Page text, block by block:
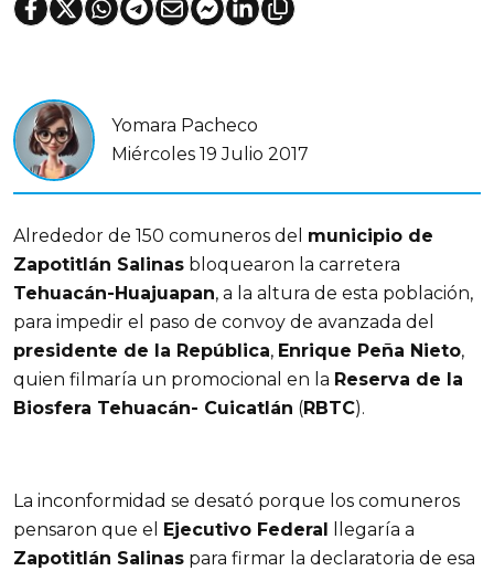
Yomara Pacheco
Miércoles 19 Julio 2017
Alrededor de 150 comuneros del municipio de
Zapotitlán Salinas bloquearon la carretera
Tehuacán-Huajuapan, a la altura de esta población,
para impedir el paso de convoy de avanzada del
presidente de la República, Enrique Peña Nieto,
quien filmaría un promocional en la Reserva de la
Biosfera Tehuacán- Cuicatlán (RBTC).
La inconformidad se desató porque los comuneros
pensaron que el
Ejecutivo Federal
llegaría a
Zapotitlán Salinas para firmar la declaratoria de esa